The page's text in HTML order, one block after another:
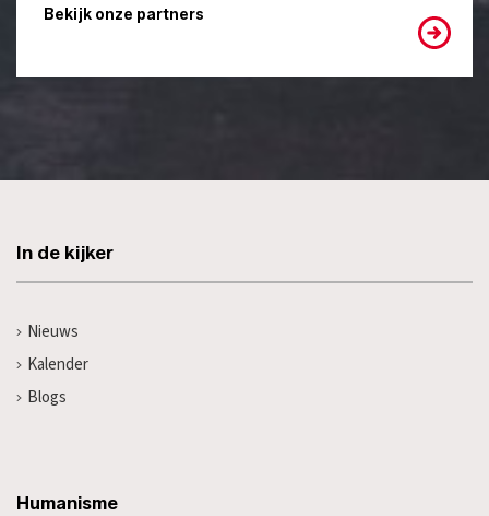
Bekijk onze partners
In de kijker
Nieuws
Kalender
Blogs
Humanisme